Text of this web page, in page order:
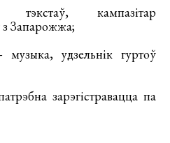
кампазітар
з Запарожжа;
удзельнік гуртоў
зарэгістравацца па